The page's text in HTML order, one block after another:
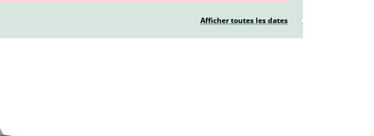
Afficher toutes les dates